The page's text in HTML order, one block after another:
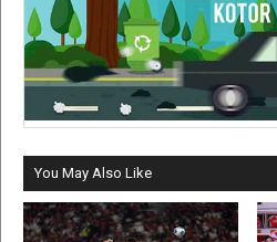
You May Also Like